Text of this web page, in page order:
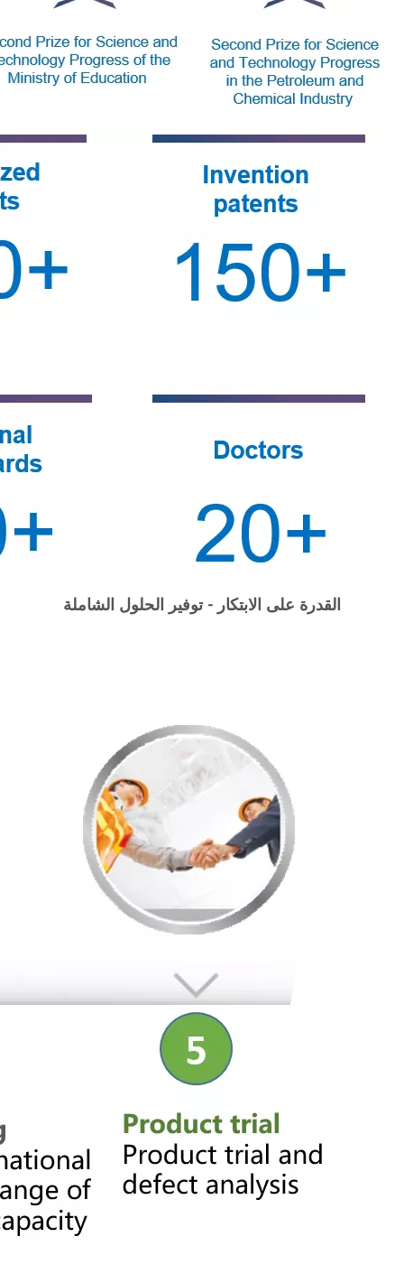
القدرة على الابتكار - توفير الحلول الشاملة